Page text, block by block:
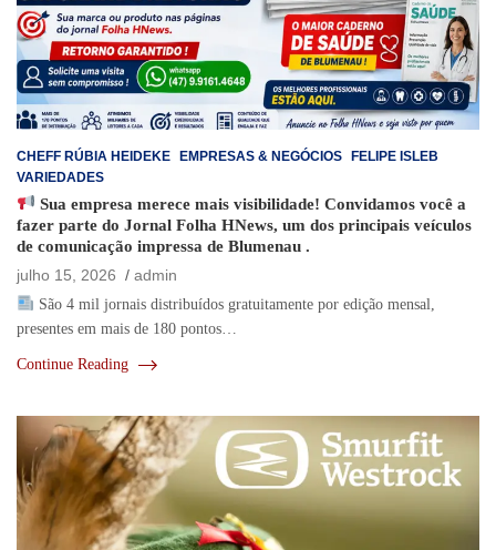
CHEFF RÚBIA HEIDEKE EMPRESAS & NEGÓCIOS FELIPE ISLEB
VARIEDADES
Sua empresa merece mais visibilidade! Convidamos você a
fazer parte do Jornal Folha HNews, um dos principais veículos
de comunicação impressa de Blumenau .
julho 15, 2026
admin
São 4 mil jornais distribuídos gratuitamente por edição mensal,
presentes em mais de 180 pontos…
Continue Reading